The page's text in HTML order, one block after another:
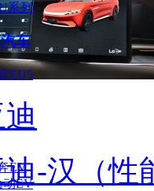
系列
车
EU5
EV
动EV
迪-汉（性